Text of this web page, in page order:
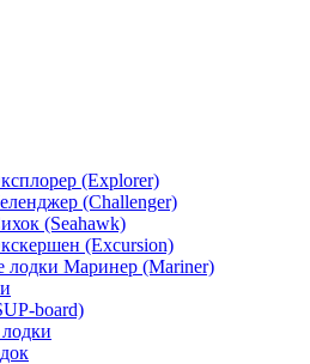
(Explorer)
(Challenger)
(Seahawk)
(Excursion)
лодки Маринер (Mariner)
board)